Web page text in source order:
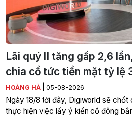
Lãi quý II tăng gấp 2,6
chia cổ tức tiền mặt tỷ lệ
HOÀNG HÀ 05-08-2026
Ngày 18/8 tới đây, Digiworld sẽ chốt
thực hiện việc lấy ý kiến cổ đông